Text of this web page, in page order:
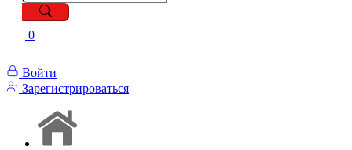
0
Войти
Зарегистрироваться